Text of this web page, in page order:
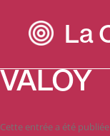
La
VALOY
Cette entrée a été